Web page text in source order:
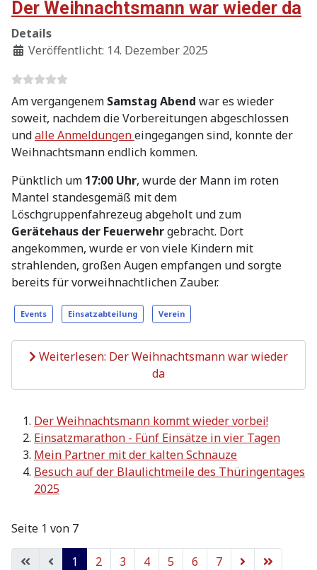
Der Weihnachtsmann war wieder da
Details
Veröffentlicht: 14. Dezember 2025
Am vergangenem Samstag Abend war es wieder
soweit, nachdem die Vorbereitungen abgeschlossen
undalle Anmeldungeneingegangen sind, konnte der
Weihnachtsmann endlich kommen.
Pünktlich um 17:00 Uhr, wurde der Mann im roten
Mantel standesgemäß mit dem
Löschgruppenfahrezeug abgeholt und zum
Gerätehaus der Feuerwehrgebracht. Dort
angekommen, wurde er von viele Kindern mit
strahlenden, großen Augen empfangen und sorgte
bereits für vorweihnachtlichen Zauber.
Events Einsatzabteilung Verein
Weiterlesen: Der Weihnachtsmann war wieder
da
Der Weihnachtsmann kommt wieder vorbei!
Einsatzmarathon - Fünf Einsätze in vier Tagen
Mein Partner mit der kalten Schnauze
Besuch auf der Blaulichtmeile des Thüringentages
2025
Seite 1 von 7
1 2 3 4 5 6 7